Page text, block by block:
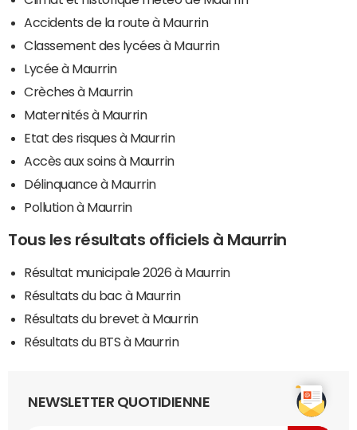
Accidents de la route à Maurrin
Classement des lycées à Maurrin
Lycée à Maurrin
Crèches à Maurrin
Maternités à Maurrin
Etat des risques à Maurrin
Accès aux soins à Maurrin
Délinquance à Maurrin
Pollution à Maurrin
Tous les résultats officiels à Maurrin
Résultat municipale 2026 à Maurrin
Résultats du bac à Maurrin
Résultats du brevet à Maurrin
Résultats du BTS à Maurrin
NEWSLETTER QUOTIDIENNE